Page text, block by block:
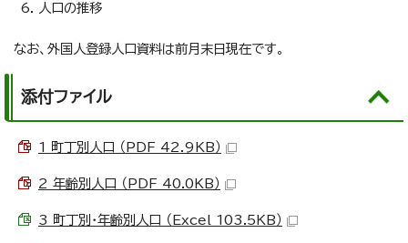
人口の推移
なお、外国人登録人口資料は前月末日現在です。
添付ファイル
1 町丁別人口 （PDF 42.9KB）
2 年齢別人口 （PDF 40.0KB）
3 町丁別・年齢別人口 （Excel 103.5KB）